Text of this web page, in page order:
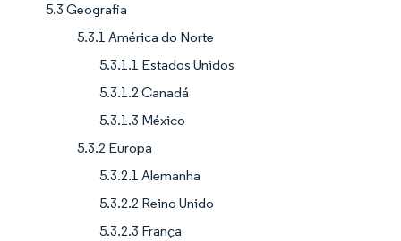
5.3 Geografia
5.3.1 América do Norte
5.3.1.1 Estados Unidos
5.3.1.2 Canadá
5.3.1.3 México
5.3.2 Europa
5.3.2.1 Alemanha
5.3.2.2 Reino Unido
5.3.2.3 França